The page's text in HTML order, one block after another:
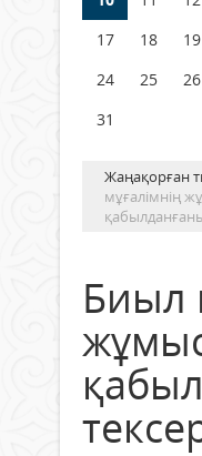
05 тамыз 2026
17
18 19
24
25 26
31
Жаңақорған
мұғалімнің
қабылданғаны
Биыл